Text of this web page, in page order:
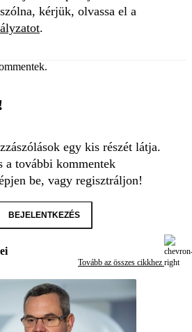
kérjük, olvassa el a
.
egy kis részét látja.
a további kommentek
be, vagy regisztráljon!
BEJELENTKEZÉS
Tovább az összes cikkhez